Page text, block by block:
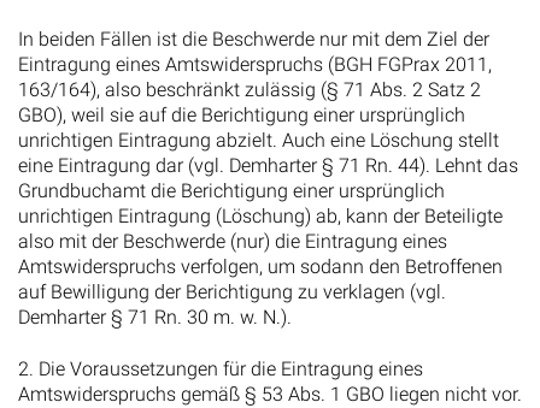
In beiden Fällen ist die Beschwerde nur mit dem Ziel der
Eintragung eines Amtswiderspruchs (BGH FGPrax 2011,
163/164), also beschränkt zulässig (§ 71 Abs. 2 Satz 2
GBO), weil sie auf die Berichtigung einer ursprünglich
unrichtigen Eintragung abzielt. Auch eine Löschung stellt
eine Eintragung dar (vgl. Demharter § 71 Rn. 44). Lehnt das
Grundbuchamt die Berichtigung einer ursprünglich
unrichtigen Eintragung (Löschung) ab, kann der Beteiligte
also mit der Beschwerde (nur) die Eintragung eines
Amtswiderspruchs verfolgen, um sodann den Betroffenen
auf Bewilligung der Berichtigung zu verklagen (vgl.
Demharter § 71 Rn. 30 m. w. N.).
2. Die Voraussetzungen für die Eintragung eines
Amtswiderspruchs gemäß § 53 Abs. 1 GBO liegen nicht vor.